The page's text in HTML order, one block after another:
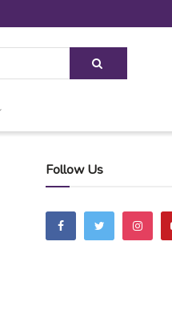
Follow Us